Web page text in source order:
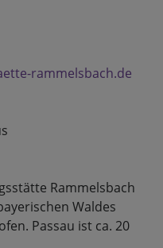
rammelsbach.de
Rammelsbach
Waldes
Passau ist ca. 20